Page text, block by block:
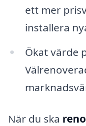
ett mer
installera
Ökat värde
När du ska